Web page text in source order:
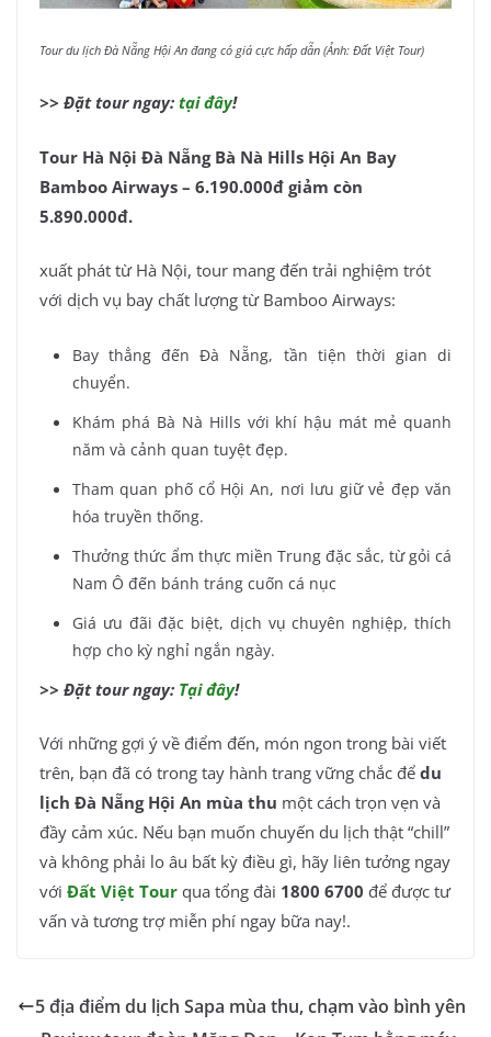
Tour du lịch Đà Nẵng Hội An đang có giá cực hấp dẫn (Ảnh: Đất Việt Tour)
>> Đặt tour ngay: tại đây!
Tour Hà Nội Đà Nẵng Bà Nà Hills Hội An Bay
Bamboo Airways – 6.190.000đ giảm còn
5.890.000đ.
xuất phát từ Hà Nội, tour mang đến trải nghiệm trót
với dịch vụ bay chất lượng từ Bamboo Airways:
Bay thẳng đến Đà Nẵng, tần tiện thời gian di
chuyển.
Khám phá Bà Nà Hills với khí hậu mát mẻ quanh
năm và cảnh quan tuyệt đẹp.
Tham quan phố cổ Hội An, nơi lưu giữ vẻ đẹp văn
hóa truyền thống.
Thưởng thức ẩm thực miền Trung đặc sắc, từ gỏi cá
Nam Ô đến bánh tráng cuốn cá nục
Giá ưu đãi đặc biệt, dịch vụ chuyên nghiệp, thích
hợp cho kỳ nghỉ ngắn ngày.
>> Đặt tour ngay: Tại đây!
Với những gợi ý về điểm đến, món ngon trong bài viết
trên, bạn đã có trong tay hành trang vững chắc để du
lịch Đà Nẵng Hội An mùa thu một cách trọn vẹn và
đầy cảm xúc. Nếu bạn muốn chuyến du lịch thật “chill”
và không phải lo âu bất kỳ điều gì, hãy liên tưởng ngay
với Đất Việt Tour qua tổng đài 1800 6700 để được tư
vấn và tương trợ miễn phí ngay bữa nay!.
5 địa điểm du lịch Sapa mùa thu, chạm vào bình yên